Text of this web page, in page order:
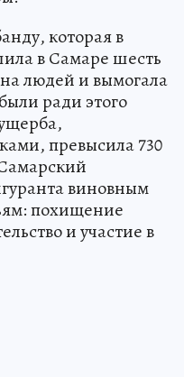
которая в
в Самаре шесть
людей и вымогала
ради этого
превысила 730
виновным
похищение
и участие в